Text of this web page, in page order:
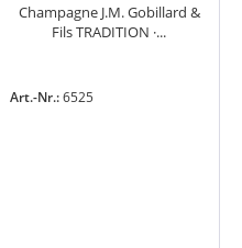
Champagne J.M. Gobillard &
Fils TRADITION ·...
Art.-Nr.:6525